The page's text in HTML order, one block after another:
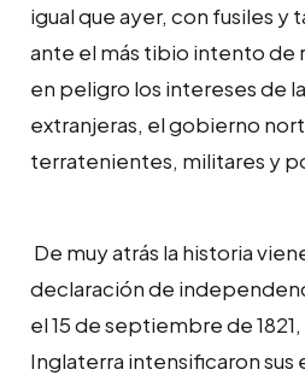
igual que ayer, con fusiles y
ante el más tibio intento de
en peligro los intereses de
extranjeras, el gobierno
terratenientes, militares y
De muy atrás la historia
declaración de
el 15 de septiembre de
Inglaterra intensificaron sus